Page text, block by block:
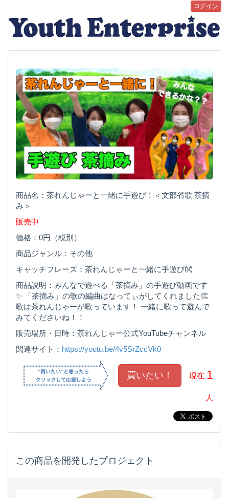
ログイン
商品名：茶れんじゃーと一緒に手遊び！＜文部省歌 茶摘
み＞
販売中
価格：0円（税別）
商品ジャンル：その他
キャッチフレーズ：茶れんじゃーと一緒に手遊び👐
商品説明：みんなで遊べる「茶摘み」の手遊び動画です
✨ 「茶摘み」の歌の編曲はなってぃがしてくれました👏
歌は茶れんじゃーが歌っています！ 一緒に歌って遊んで
みてくださいね！！
販売場所・日時：茶れんじゃー公式YouTubeチャンネル
関連サイト： https://youtu.be/4v5SrZccVk0
現在 1
人
この商品を開発したプロジェクト